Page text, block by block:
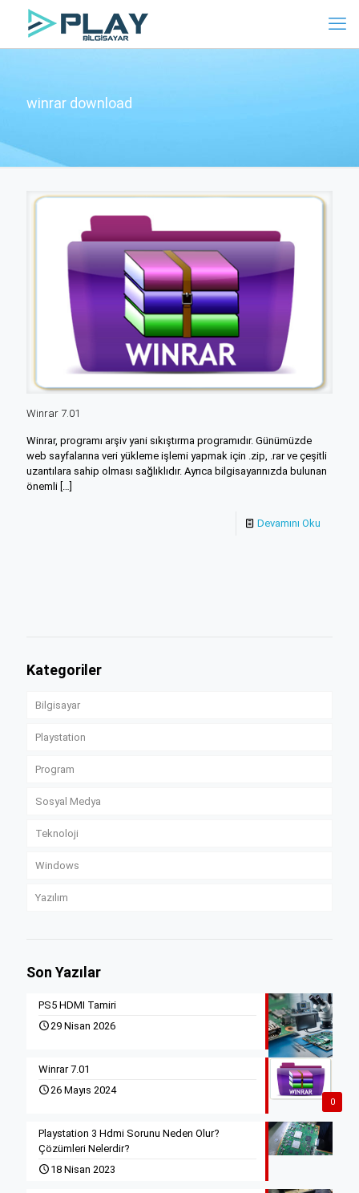
winrar download
Winrar 7.01
Winrar, programı arşiv yani sıkıştırma programıdır. Günümüzde
web sayfalarına veri yükleme işlemi yapmak için .zip, .rar ve çeşitli
uzantılara sahip olması sağlıklıdır. Ayrıca bilgisayarınızda bulunan
önemli
Devamını Oku
Kategoriler
Bilgisayar
Playstation
Program
Sosyal Medya
Teknoloji
Windows
Yazılım
Son Yazılar
PS5 HDMI Tamiri
29 Nisan 2026
0
Winrar 7.01
26 Mayıs 2024
Playstation 3 Hdmi Sorunu Neden Olur?
Çözümleri Nelerdir?
18 Nisan 2023